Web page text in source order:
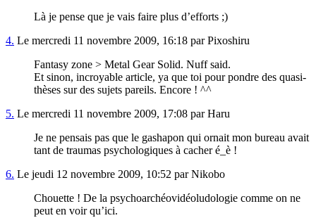
Là je pense que je vais faire plus d’efforts ;)
4. Le mercredi 11 novembre 2009, 16:18 par Pixoshiru
Fantasy zone > Metal Gear Solid. Nuff said.
Et sinon, incroyable article, ya que toi pour pondre des quasi-
thèses sur des sujets pareils. Encore ! ^^
5. Le mercredi 11 novembre 2009, 17:08 par Haru
Je ne pensais pas que le gashapon qui ornait mon bureau avait
tant de traumas psychologiques à cacher é_è !
6. Le jeudi 12 novembre 2009, 10:52 par Nikobo
Chouette ! De la psychoarchéovidéoludologie comme on ne
peut en voir qu’ici.